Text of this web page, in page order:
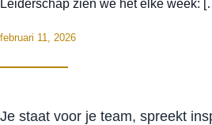
Leiderschap zien we het elke week:
februari 11, 2026
Je staat voor je team, spreekt